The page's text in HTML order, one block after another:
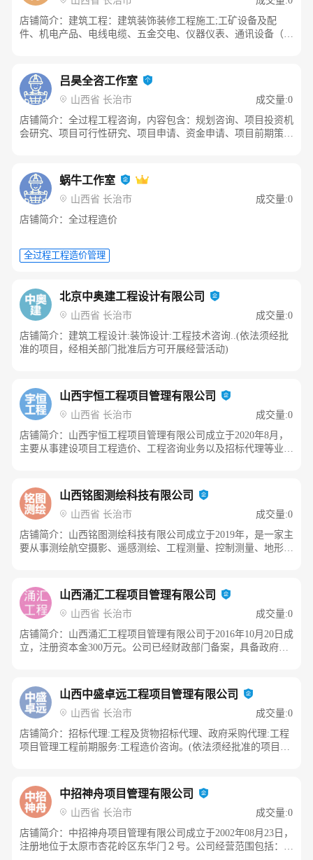
店铺简介：建筑工程：建筑装饰装修工程施工;工矿设备及配
件、机电产品、电线电缆、五金交电、仪器仪表、通讯设备（除
备、计算机软硬件及耗材销售；建筑机械设备租赁；设计、制
作、发布、代理国内外广告；标识标牌制作；园林绿化工程。
吕昊全咨工作室
山西省 长治市
成交量:0
店铺简介：全过程工程咨询，内容包含：规划咨询、项目投资机
会研究、项目可行性研究、项目申请、资金申请、项目前期策
管理经验，全过程咨询服务，对项目前期策划，咨询，中期的施
工管理，及后期的后评价工作全过程管理
蜗牛工作室
山西省 长治市
成交量:0
店铺简介：全过程造价
全过程工程造价管理
北京中奥建工程设计有限公司
山西省 长治市
成交量:0
店铺简介：建筑工程设计:装饰设计:工程技术咨询..(依法须经批
准的项目，经相关部门批准后方可开展经营活动)
山西宇恒工程项目管理有限公司
山西省 长治市
成交量:0
店铺简介：山西宇恒工程项目管理有限公司成立于2020年8月，
主要从事建设项目工程造价、工程咨询业务以及招标代理等业
经验丰富的工作团队。根据国家建设部行政许可，公司工程造价
业务主要包括：投资估算、概预算编制和审核、工程量清单和标
底编制、投标报价的编制和审核、工程结算及竣工结（决）算的
编制与审核、工程造价经济纠纷的鉴定和仲裁、合同咨询、工程
造价咨询全过程项目管理等业务。我公司招标代理业务主要包括
对工程的勘查、设计、施工、监理、以及工程建设有关的重要设
律、稳健、进取”的执业理念，脚踏实地，致力于为客户提供超
值的专业服务，热忱携手社会各界专家同行，为市场经济的发展
做好服务工作，为培育和完善建筑市场主体、维护建筑市场秩
序、促进建筑市场健康、有序、规范的发展、为社会主义市场经
济大发展做出积极的贡献。
山西铭图测绘科技有限公司
山西省 长治市
成交量:0
店铺简介：山西铭图测绘科技有限公司成立于2019年，是一家主
要从事测绘航空摄影、遥感测绘、工程测量、控制测量、地形测
程咨询、测绘、土地行业相关业务、政策等有充分的了解和研
究。公司现有在职员工7人，其 中高级工程师1人,工程师2人,助
理工程师4人。专业技术人员占公司总人数的90%，公司已发展
成为一支知识化、年轻化的专业队伍。公司 拥有各类专业仪器
设备10余台，包括飞马无人机、大疆无人机、GPS、全站仪、水
准仪、手持测距仪、大幅面绘图仪等。公司经过几年的 工作实
经验。公司以全野外数字化采集技术为基础，以内外业一体化作
业为保证，结合用户要求，凭借强大的专业技术能力和良好的社
会信誉， 完成了数字化地形地籍测绘、工程测量、地理信息系
统构建等多项工程，工程合格率达到100%，为用户提供了准确
可靠的基础数据，赢得 了普遍赞誉。 山西铭图测绘科技有限公
求发展、以管理创效益”的经营方针，致力于空间信息资源开
发，向数字化中国、数字化地球的更高目标奋进； 用现代化经
营理念、先进的科技手段，为服务型政府的高效管理及科学快速
决策提供有力的技术保障，为数字城市的建设提供一流的专业
服务和解决方案，为空间信息的社会化发展做出新的贡献。
山西涌汇工程项目管理有限公司
山西省 长治市
成交量:0
店铺简介：山西涌汇工程项目管理有限公司于2016年10月20日成
立，注册资本金300万元。公司已经财政部门备案，具备政府采
米，其地理位置优越，交通便捷。公司主要业务是工程招标代
理、政府采购招标代理、工程造价咨询。
山西中盛卓远工程项目管理有限公司
山西省 长治市
成交量:0
店铺简介：招标代理:工程及货物招标代理、政府采购代理:工程
项目管理工程前期服务:工程造价咨询。(依法须经批准的项目，
中招神舟项目管理有限公司
山西省 长治市
成交量:0
店铺简介：中招神舟项目管理有限公司成立于2002年08月23日，
注册地位于太原市杏花岭区东华门２号。公司经营范围包括：建